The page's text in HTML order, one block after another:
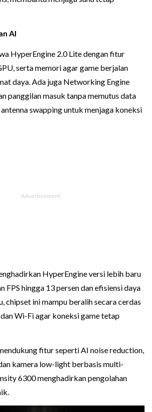
AI
HyperEngine 2.0 Lite dengan fitur
serta memori agar game berjalan
daya. Ada juga Networking Engine
panggilan masuk tanpa memutus data
swapping untuk menjaga koneksi
HyperEngine versi lebih baru
FPS hingga 13 persen dan efisiensi daya
chipset ini mampu beralih secara cerdas
Wi-Fi agar koneksi game tetap
fitur seperti AI noise reduction,
kamera low-light berbasis multi-
6300 menghadirkan pengolahan